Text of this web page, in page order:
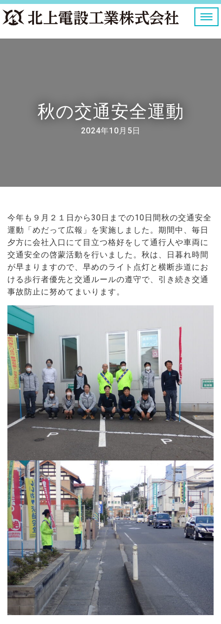
ナ
ゲ
秋の交通安全運動
2024年10月5日
今年も９月２１日から30日までの10日間秋の交通安全
運動「めだって広報」を実施しました。期間中、毎日
夕方に会社入口にて目立つ格好をして通行人や車両に
交通安全の啓蒙活動を行いました。秋は、日暮れ時間
が早まりますので、早めのライト点灯と横断歩道にお
ける歩行者優先と交通ルールの遵守で、引き続き交通
事故防止に努めてまいります。